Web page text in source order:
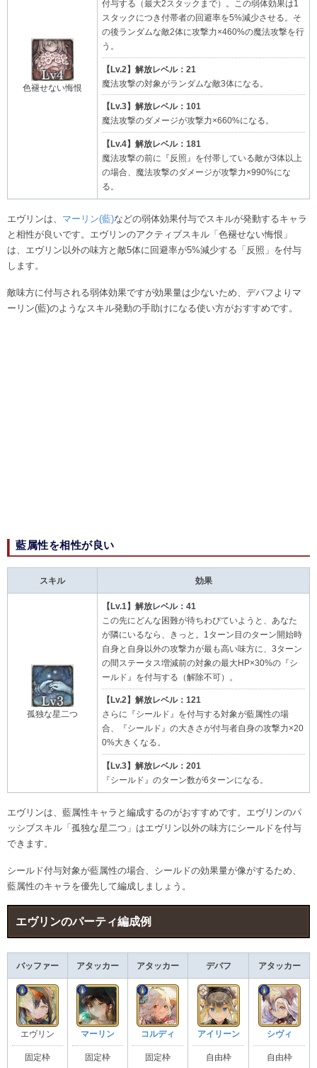
色褪せない悔恨
付与する（最大2スタックまで）。この弱体効果は1
スタックにつき付帯者の回避率を5%減少させる。そ
の後ランダムな敵2体に攻撃力×460%の魔法攻撃を行
う。
【Lv.2】解放レベル：21
魔法攻撃の対象がランダムな敵3体になる。
【Lv.3】解放レベル：101
魔法攻撃のダメージが攻撃力×660%になる。
【Lv.4】解放レベル：181
魔法攻撃の前に『反照』を付帯している敵が3体以上
の場合、魔法攻撃のダメージが攻撃力×990%にな
る。
エヴリンは、 マーリン(藍)などの弱体効果付与でスキルが発動するキャラ
と相性が良いです。エヴリンのアクティブスキル「色褪せない悔恨」
は、エヴリン以外の味方と敵5体に回避率が5%減少する「反照」を付与
します。
敵味方に付与される弱体効果ですが効果量は少ないため、デバフよりマ
ーリン(藍)のようなスキル発動の手助けになる使い方がおすすめです。
藍属性を相性が良い
スキル 効果
孤独な星二つ
【Lv.1】解放レベル：41
この先にどんな困難が待ちわびていようと、あなた
が隣にいるなら、きっと。1ターン目のターン開始時
自身と自身以外の攻撃力が最も高い味方に、3ターン
の間ステータス増減前の対象の最大HP×30%の『シ
ールド』を付与する（解除不可）。
【Lv.2】解放レベル：121
さらに『シールド』を付与する対象が藍属性の場
合、『シールド』の大きさが付与者自身の攻撃力×20
0%大きくなる。
【Lv.3】解放レベル：201
『シールド』のターン数が6ターンになる。
エヴリンは、藍属性キャラと編成するのがおすすめです。エヴリンのパ
ッシブスキル「孤独な星二つ」はエヴリン以外の味方にシールドを付与
できます。
シールド付与対象が藍属性の場合、シールドの効果量が像がするため、
藍属性のキャラを優先して編成しましょう。
エヴリンのパーティ編成例​
バッファー アタッカー アタッカー デバフ アタッカー
エヴリン
固定枠
マーリン
固定枠
コルディ
固定枠
アイリーン
自由枠
シヴィ
自由枠